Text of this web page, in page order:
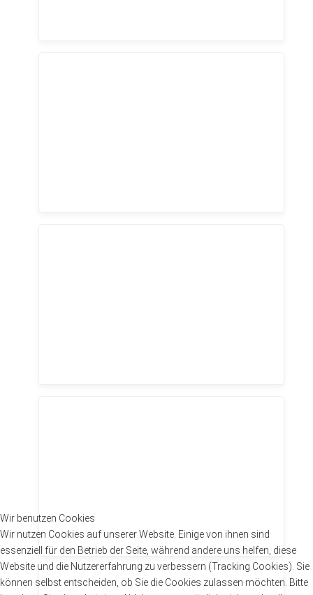
Wir benutzen Cookies
Wir nutzen Cookies auf unserer Website. Einige von ihnen sind
essenziell für den Betrieb der Seite, während andere uns helfen, diese
Website und die Nutzererfahrung zu verbessern (Tracking Cookies). Sie
können selbst entscheiden, ob Sie die Cookies zulassen möchten. Bitte